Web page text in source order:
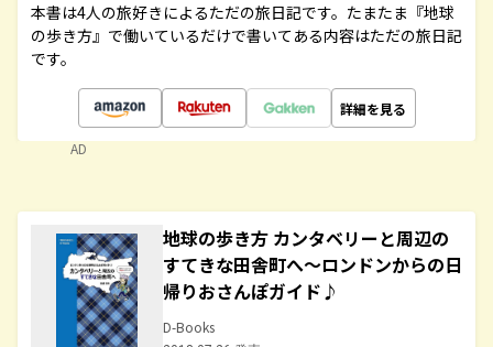
本書は4人の旅好きによるただの旅日記です。たまたま『地球
の歩き方』で働いているだけで書いてある内容はただの旅日記
です。
詳細を見る
AD
地球の歩き方 カンタベリーと周辺の
すてきな田舎町へ～ロンドンからの日
帰りおさんぽガイド♪
D-Books